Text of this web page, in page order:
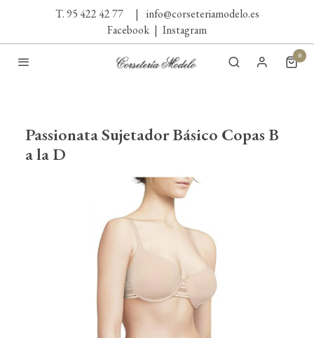
T. 95 422 42 77 |
info@corseteriamodelo.es
Facebook | Instagram
0
Passionata Sujetador Básico Copas B
a la D